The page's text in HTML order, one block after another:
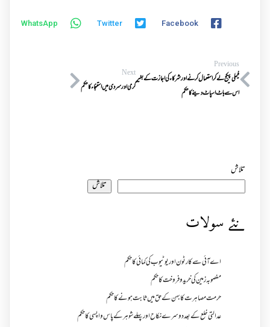
Facebook
Twitter
WhatsApp
Previous
فیملی پیکج لے کر استعمال کرنے اور شرکاء کی اجازت کے بغیر
اس سے ہاٹ اسپاٹ دینے کا حکم
Next
گرمی اور سردی میں استنجاء کا حکم
تلاش
تلاش
نئے سولات
اے آئی سے کارٹون اور یوٹیوب کی کمائی کا حکم
مغصوبہ زمین کی خرید و فروخت کا حکم
حرمت مصاہرت کا بہن کے حق میں ثابت ہونے کا حکم
عدالتی خلع کے بعد دوسرے نکاح اور پہلے شوہر کے پاس واپسی کا حکم